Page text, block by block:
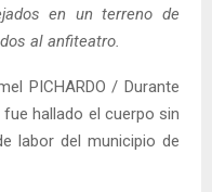
en un terreno de
al anfiteatro.
PICHARDO / Durante
hallado el cuerpo sin
labor del municipio de